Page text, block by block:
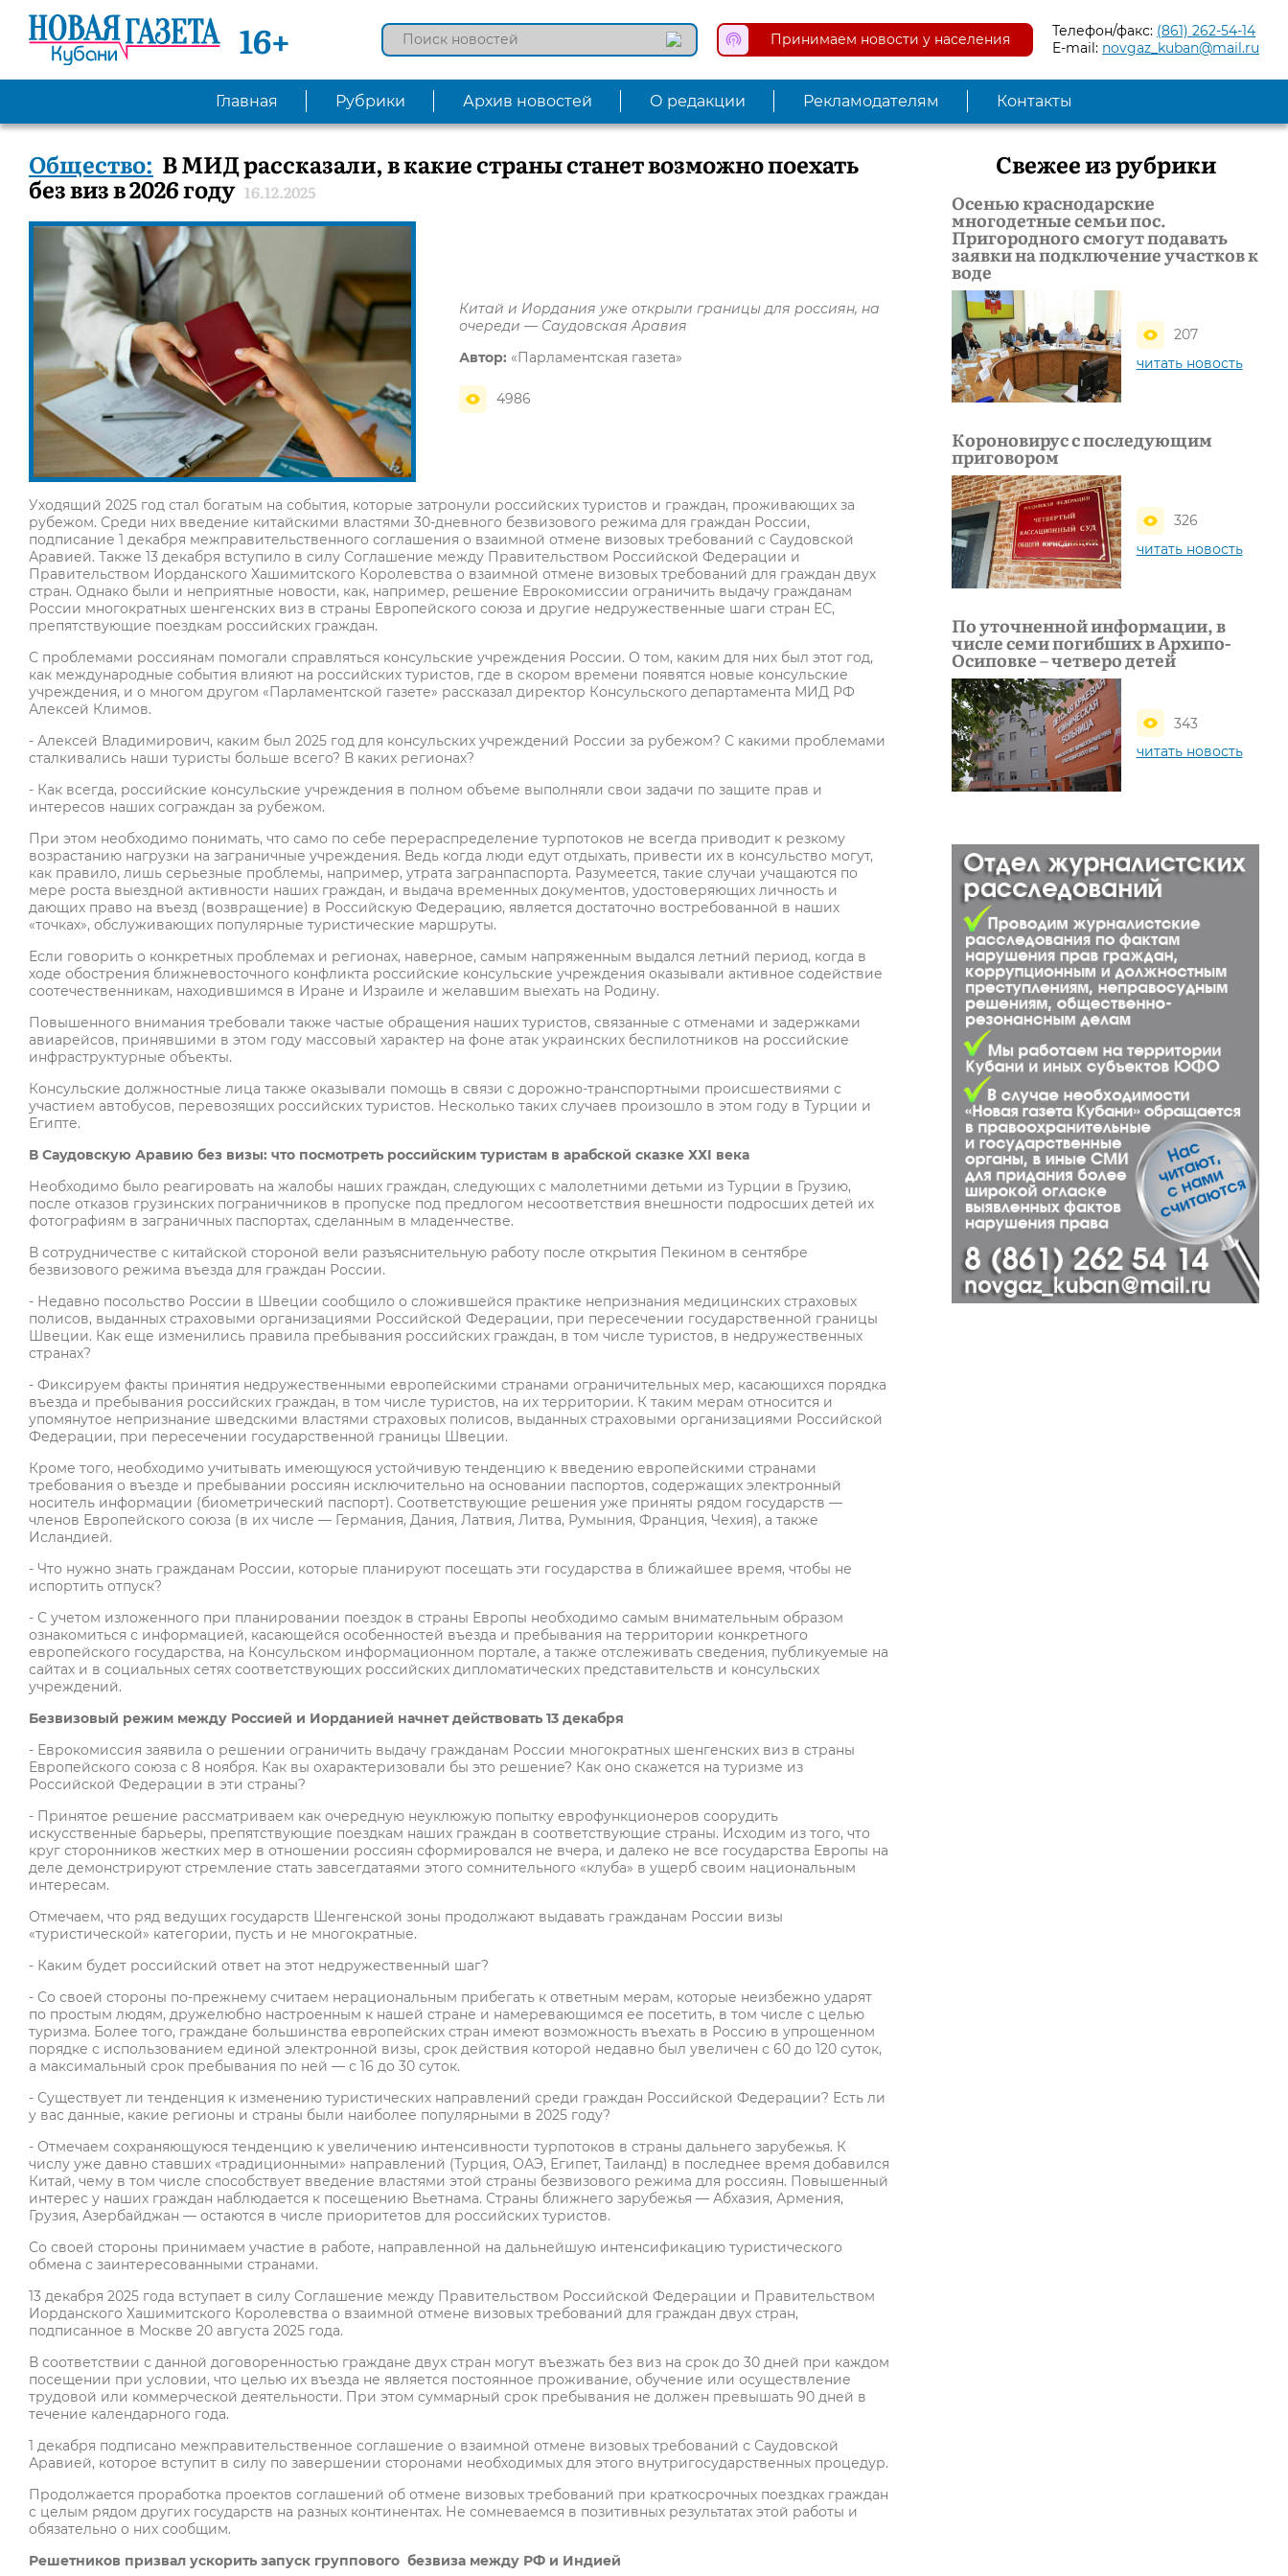
16+ Принимаем новости у населения Телефон/факс: (861) 262-54-14
E-mail: novgaz_kuban@mail.ru
Главная Рубрики Архив новостей О редакции Рекламодателям Контакты
Общество: В МИД рассказали, в какие страны станет возможно поехать
без виз в 2026 году 16.12.2025
Китай и Иордания уже открыли границы для россиян, на
очереди — Саудовская Аравия
Автор: «Парламентская газета»
4986
Уходящий 2025 год стал богатым на события, которые затронули российских туристов и граждан, проживающих за
рубежом. Среди них введение китайскими властями 30-дневного безвизового режима для граждан России,
подписание 1 декабря межправительственного соглашения о взаимной отмене визовых требований с Саудовской
Аравией. Также 13 декабря вступило в силу Соглашение между Правительством Российской Федерации и
Правительством Иорданского Хашимитского Королевства о взаимной отмене визовых требований для граждан двух
стран. Однако были и неприятные новости, как, например, решение Еврокомиссии ограничить выдачу гражданам
России многократных шенгенских виз в страны Европейского союза и другие недружественные шаги стран ЕС,
препятствующие поездкам российских граждан.
С проблемами россиянам помогали справляться консульские учреждения России. О том, каким для них был этот год,
как международные события влияют на российских туристов, где в скором времени появятся новые консульские
учреждения, и о многом другом «Парламентской газете» рассказал директор Консульского департамента МИД РФ
Алексей Климов.
- Алексей Владимирович, каким был 2025 год для консульских учреждений России за рубежом? С какими проблемами
сталкивались наши туристы больше всего? В каких регионах?
- Как всегда, российские консульские учреждения в полном объеме выполняли свои задачи по защите прав и
интересов наших сограждан за рубежом.
При этом необходимо понимать, что само по себе перераспределение турпотоков не всегда приводит к резкому
возрастанию нагрузки на заграничные учреждения. Ведь когда люди едут отдыхать, привести их в консульство могут,
как правило, лишь серьезные проблемы, например, утрата загранпаспорта. Разумеется, такие случаи учащаются по
мере роста выездной активности наших граждан, и выдача временных документов, удостоверяющих личность и
дающих право на въезд (возвращение) в Российскую Федерацию, является достаточно востребованной в наших
«точках», обслуживающих популярные туристические маршруты.
Если говорить о конкретных проблемах и регионах, наверное, самым напряженным выдался летний период, когда в
ходе обострения ближневосточного конфликта российские консульские учреждения оказывали активное содействие
соотечественникам, находившимся в Иране и Израиле и желавшим выехать на Родину.
Повышенного внимания требовали также частые обращения наших туристов, связанные с отменами и задержками
авиарейсов, принявшими в этом году массовый характер на фоне атак украинских беспилотников на российские
инфраструктурные объекты.
Консульские должностные лица также оказывали помощь в связи с дорожно-транспортными происшествиями с
участием автобусов, перевозящих российских туристов. Несколько таких случаев произошло в этом году в Турции и
Египте.
В Саудовскую Аравию без визы: что посмотреть российским туристам в арабской сказке ХХI века
Необходимо было реагировать на жалобы наших граждан, следующих с малолетними детьми из Турции в Грузию,
после отказов грузинских пограничников в пропуске под предлогом несоответствия внешности подросших детей их
фотографиям в заграничных паспортах, сделанным в младенчестве.
В сотрудничестве с китайской стороной вели разъяснительную работу после открытия Пекином в сентябре
безвизового режима въезда для граждан России.
- Недавно посольство России в Швеции сообщило о сложившейся практике непризнания медицинских страховых
полисов, выданных страховыми организациями Российской Федерации, при пересечении государственной границы
Швеции. Как еще изменились правила пребывания российских граждан, в том числе туристов, в недружественных
странах?
- Фиксируем факты принятия недружественными европейскими странами ограничительных мер, касающихся порядка
въезда и пребывания российских граждан, в том числе туристов, на их территории. К таким мерам относится и
упомянутое непризнание шведскими властями страховых полисов, выданных страховыми организациями Российской
Федерации, при пересечении государственной границы Швеции.
Кроме того, необходимо учитывать имеющуюся устойчивую тенденцию к введению европейскими странами
требования о въезде и пребывании россиян исключительно на основании паспортов, содержащих электронный
носитель информации (биометрический паспорт). Соответствующие решения уже приняты рядом государств —
членов Европейского союза (в их числе — Германия, Дания, Латвия, Литва, Румыния, Франция, Чехия), а также
Исландией.
- Что нужно знать гражданам России, которые планируют посещать эти государства в ближайшее время, чтобы не
испортить отпуск?
- С учетом изложенного при планировании поездок в страны Европы необходимо самым внимательным образом
ознакомиться с информацией, касающейся особенностей въезда и пребывания на территории конкретного
европейского государства, на Консульском информационном портале, а также отслеживать сведения, публикуемые на
сайтах и в социальных сетях соответствующих российских дипломатических представительств и консульских
учреждений.
Безвизовый режим между Россией и Иорданией начнет действовать 13 декабря
- Еврокомиссия заявила о решении ограничить выдачу гражданам России многократных шенгенских виз в страны
Европейского союза с 8 ноября. Как вы охарактеризовали бы это решение? Как оно скажется на туризме из
Российской Федерации в эти страны?
- Принятое решение рассматриваем как очередную неуклюжую попытку еврофункционеров соорудить
искусственные барьеры, препятствующие поездкам наших граждан в соответствующие страны. Исходим из того, что
круг сторонников жестких мер в отношении россиян сформировался не вчера, и далеко не все государства Европы на
деле демонстрируют стремление стать завсегдатаями этого сомнительного «клуба» в ущерб своим национальным
интересам.
Отмечаем, что ряд ведущих государств Шенгенской зоны продолжают выдавать гражданам России визы
«туристической» категории, пусть и не многократные.
- Каким будет российский ответ на этот недружественный шаг?
- Со своей стороны по-прежнему считаем нерациональным прибегать к ответным мерам, которые неизбежно ударят
по простым людям, дружелюбно настроенным к нашей стране и намеревающимся ее посетить, в том числе с целью
туризма. Более того, граждане большинства европейских стран имеют возможность въехать в Россию в упрощенном
порядке с использованием единой электронной визы, срок действия которой недавно был увеличен с 60 до 120 суток,
а максимальный срок пребывания по ней — с 16 до 30 суток.
- Существует ли тенденция к изменению туристических направлений среди граждан Российской Федерации? Есть ли
у вас данные, какие регионы и страны были наиболее популярными в 2025 году?
- Отмечаем сохраняющуюся тенденцию к увеличению интенсивности турпотоков в страны дальнего зарубежья. К
числу уже давно ставших «традиционными» направлений (Турция, ОАЭ, Египет, Таиланд) в последнее время добавился
Китай, чему в том числе способствует введение властями этой страны безвизового режима для россиян. Повышенный
интерес у наших граждан наблюдается к посещению Вьетнама. Страны ближнего зарубежья — Абхазия, Армения,
Грузия, Азербайджан — остаются в числе приоритетов для российских туристов.
Со своей стороны принимаем участие в работе, направленной на дальнейшую интенсификацию туристического
обмена с заинтересованными странами.
13 декабря 2025 года вступает в силу Соглашение между Правительством Российской Федерации и Правительством
Иорданского Хашимитского Королевства о взаимной отмене визовых требований для граждан двух стран,
подписанное в Москве 20 августа 2025 года.
В соответствии с данной договоренностью граждане двух стран могут въезжать без виз на срок до 30 дней при каждом
посещении при условии, что целью их въезда не является постоянное проживание, обучение или осуществление
трудовой или коммерческой деятельности. При этом суммарный срок пребывания не должен превышать 90 дней в
течение календарного года.
1 декабря подписано межправительственное соглашение о взаимной отмене визовых требований с Саудовской
Аравией, которое вступит в силу по завершении сторонами необходимых для этого внутригосударственных процедур.
Продолжается проработка проектов соглашений об отмене визовых требований при краткосрочных поездках граждан
с целым рядом других государств на разных континентах. Не сомневаемся в позитивных результатах этой работы и
обязательно о них сообщим.
Решетников призвал ускорить запуск группового безвиза между РФ и Индией
Свежее из рубрики
Осенью краснодарские
многодетные семьи пос.
Пригородного смогут подавать
заявки на подключение участков к
воде
207
читать новость
Короновирус с последующим
приговором
326
читать новость
По уточненной информации, в
числе семи погибших в Архипо-
Осиповке – четверо детей
343
читать новость